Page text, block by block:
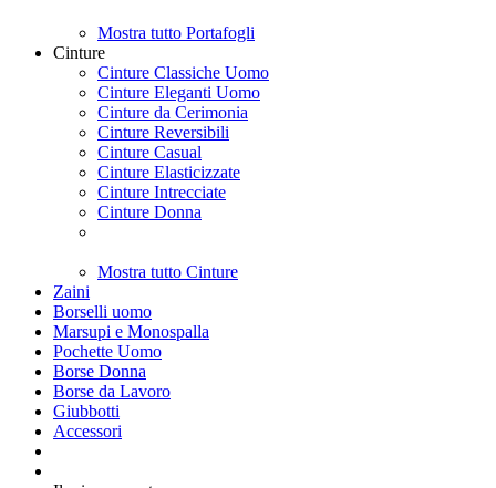
Mostra tutto Portafogli
Cinture
Cinture Classiche Uomo
Cinture Eleganti Uomo
Cinture da Cerimonia
Cinture Reversibili
Cinture Casual
Cinture Elasticizzate
Cinture Intrecciate
Cinture Donna
Mostra tutto Cinture
Zaini
Borselli uomo
Marsupi e Monospalla
Pochette Uomo
Borse Donna
Borse da Lavoro
Giubbotti
Accessori